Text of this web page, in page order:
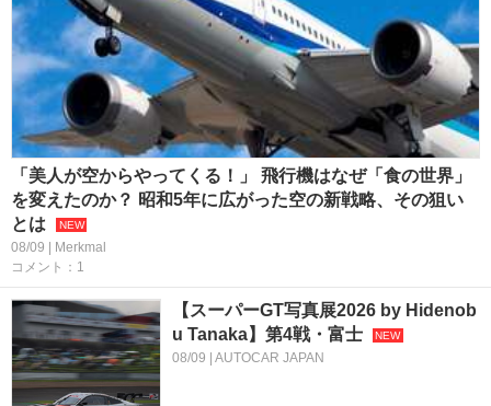
「美人が空からやってくる！」 飛行機はなぜ「食の世界」
を変えたのか？ 昭和5年に広がった空の新戦略、その狙い
とは
08/09 | Merkmal
コメント：1
【スーパーGT写真展2026 by Hidenob
u Tanaka】第4戦・富士
08/09 | AUTOCAR JAPAN